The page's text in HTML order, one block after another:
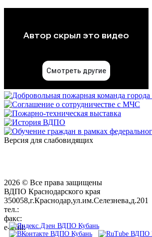
Версия для слабовидящих
2026 © Все права защищены
ВДПО Краснодарского края
350058,г.Краснодар,ул.им.Селезнева,д.201
тел.:
факс:
e-mail:01@vdpokuban.ru